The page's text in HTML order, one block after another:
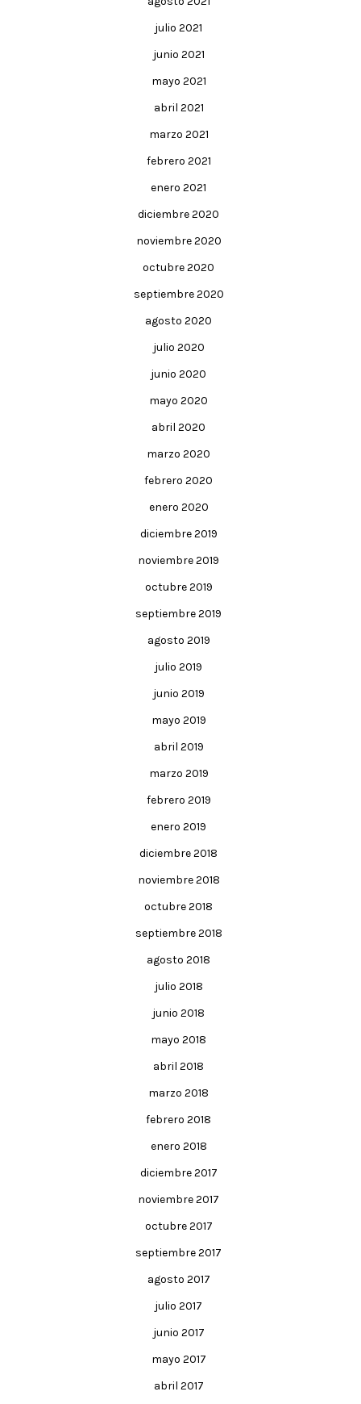
julio 2021
junio 2021
mayo 2021
abril 2021
marzo 2021
febrero 2021
enero 2021
diciembre 2020
noviembre 2020
octubre 2020
septiembre 2020
agosto 2020
julio 2020
junio 2020
mayo 2020
abril 2020
marzo 2020
febrero 2020
enero 2020
diciembre 2019
noviembre 2019
octubre 2019
septiembre 2019
agosto 2019
julio 2019
junio 2019
mayo 2019
abril 2019
marzo 2019
febrero 2019
enero 2019
diciembre 2018
noviembre 2018
octubre 2018
septiembre 2018
agosto 2018
julio 2018
junio 2018
mayo 2018
abril 2018
marzo 2018
febrero 2018
enero 2018
diciembre 2017
noviembre 2017
octubre 2017
septiembre 2017
agosto 2017
julio 2017
junio 2017
mayo 2017
abril 2017